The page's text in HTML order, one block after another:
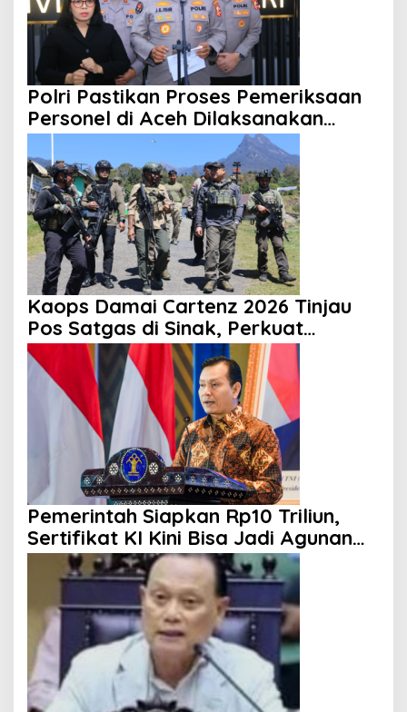
Polri Pastikan Proses Pemeriksaan
Personel di Aceh Dilaksanakan
Secara Profesional dan Transparan
Kaops Damai Cartenz 2026 Tinjau
Pos Satgas di Sinak, Perkuat
Pendekatan Humanis kepada
Masyarakat
Pemerintah Siapkan Rp10 Triliun,
Sertifikat KI Kini Bisa Jadi Agunan
KUR